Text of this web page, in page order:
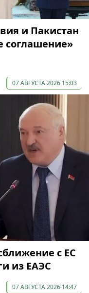
и Пакистан
соглашение»
07 АВГУСТА 2026 15:03
с ЕС
из ЕАЭС
07 АВГУСТА 2026 14:47